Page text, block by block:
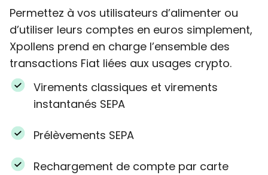
Permettez à vos utilisateurs d’alimenter ou
d’utiliser leurs comptes en euros simplement,
Xpollens prend en charge l’ensemble des
transactions Fiat liées aux usages crypto.
Virements classiques et virements
instantanés SEPA
Prélèvements SEPA
Rechargement de compte par carte